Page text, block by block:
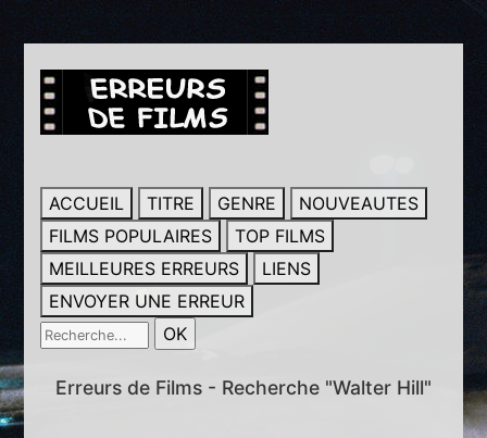
ACCUEIL TITRE GENRE
NOUVEAUTES
FILMS POPULAIRES
TOP FILMS
MEILLEURES ERREURS
LIENS
ENVOYER UNE ERREUR
Erreurs de Films - Recherche "Walter Hill"